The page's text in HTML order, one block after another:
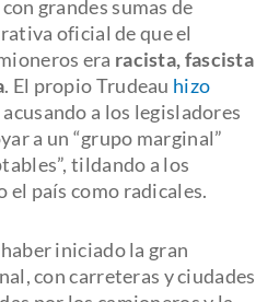
grandes sumas de
oficial de que el
era racista, fascista
. El propio Trudeau hizo
a los legisladores
a un “grupo marginal”
tildando a los
país como radicales.
iniciado la gran
con carreteras y ciudades